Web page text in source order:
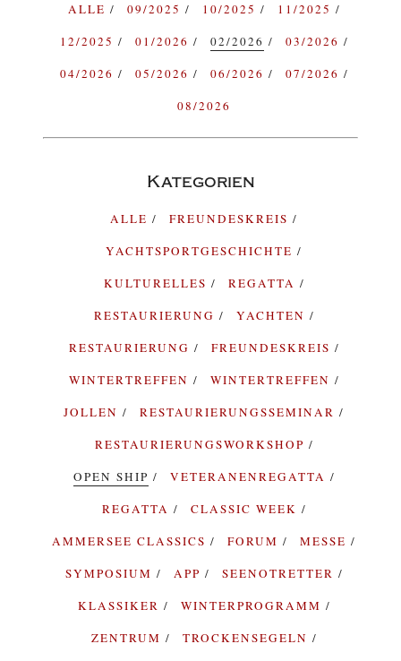
ALLE 09/2025 10/2025
11/2025
12/2025
01/2026 02/2026
03/2026
04/2026
05/2026 06/2026
07/2026
08/2026
Kategorien
ALLE
FREUNDESKREIS
YACHTSPORTGESCHICHTE
KULTURELLES
REGATTA
RESTAURIERUNG
YACHTEN
RESTAURIERUNG
FREUNDESKREIS
WINTERTREFFEN
WINTERTREFFEN
JOLLEN
RESTAURIERUNGSSEMINAR
RESTAURIERUNGSWORKSHOP
OPEN SHIP
VETERANENREGATTA
REGATTA
CLASSIC WEEK
AMMERSEE CLASSICS
FORUM
MESSE
SYMPOSIUM
APP
SEENOTRETTER
KLASSIKER
WINTERPROGRAMM
ZENTRUM
TROCKENSEGELN